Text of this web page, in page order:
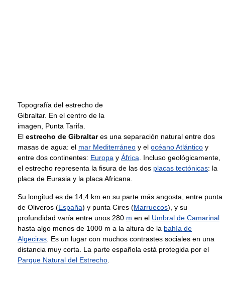
Topografía del estrecho de
Gibraltar. En el centro de la
imagen, Punta Tarifa.
El estrecho de Gibraltares una separación natural entre dos
masas de agua: el mar Mediterráneo y el océano Atlántico y
entre dos continentes: Europa y África. Incluso geológicamente,
el estrecho representa la fisura de las dos placas tectónicas: la
placa de Eurasia y la placa Africana.
Su longitud es de 14,4 km en su parte más angosta, entre punta
de Oliveros (España) y punta Cires (Marruecos), y su
profundidad varía entre unos 280 m en el Umbral de Camarinal
hasta algo menos de 1000 m a la altura de la bahía de
Algeciras. Es un lugar con muchos contrastes sociales en una
distancia muy corta. La parte española está protegida por el
Parque Natural del Estrecho.